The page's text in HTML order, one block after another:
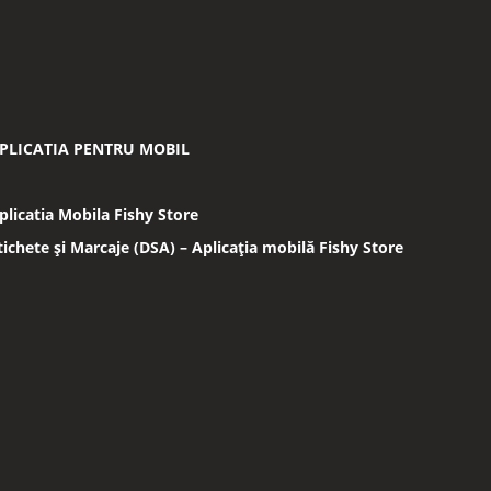
PENTRU MOBIL
Mobila Fishy Store
și Marcaje (DSA) – Aplicația mobilă Fishy Store